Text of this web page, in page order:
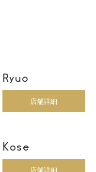
Ryuo
店舗詳細
Kose
店舗詳細